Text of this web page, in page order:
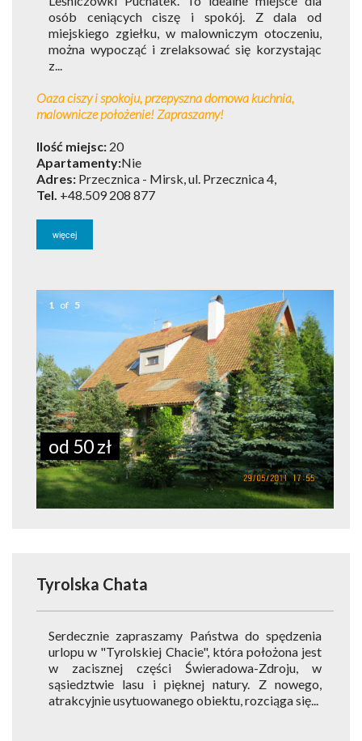
osób ceniących ciszę i spokój. Z dala od
miejskiego zgiełku, w malowniczym otoczeniu,
można wypocząć i zrelaksować się korzystając
z...
Oaza ciszy i spokoju, przepyszna domowa kuchnia,
malownicze położenie! Zapraszamy!
Ilość miejsc: 20
Apartamenty:Nie
Adres: Przecznica - Mirsk, ul. Przecznica 4,
Tel. +48.509 208 877
więcej
1 of 5
od 50 zł
Tyrolska Chata
Serdecznie zapraszamy Państwa do spędzenia
urlopu w "Tyrolskiej Chacie", która położona jest
w zacisznej części Świeradowa-Zdroju, w
sąsiedztwie lasu i pięknej natury. Z nowego,
atrakcyjnie usytuowanego obiektu, rozciąga się...